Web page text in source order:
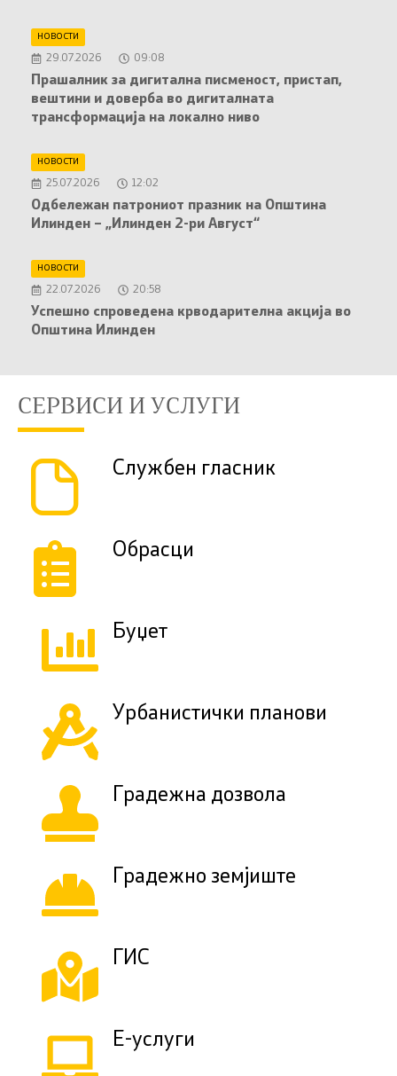
НОВОСТИ
29.07.2026 09:08
Прашалник за дигитална писменост, пристап,
вештини и доверба во дигиталната
трансформација на локално ниво
НОВОСТИ
25.07.2026 12:02
Oдбележан патрониот празник на Општина
Илинден – „Илинден 2-ри Август“
НОВОСТИ
22.07.2026 20:58
Успешно спроведена крводарителна акција во
Општина Илинден
СЕРВИСИ И УСЛУГИ
Службен гласник
Обрасци
Буџет
Урбанистички планови
Градежна дозвола
Градежно земјиште
ГИС
Е-услуги